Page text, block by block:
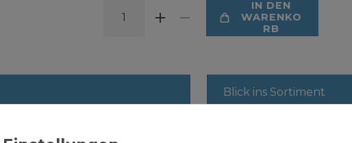
IN DEN
WARENKO
RB
Blick ins Sortiment